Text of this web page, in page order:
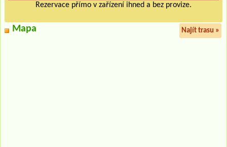
Rezervace přímo v zařízení ihned a bez provize.
Mapa Najít trasu »